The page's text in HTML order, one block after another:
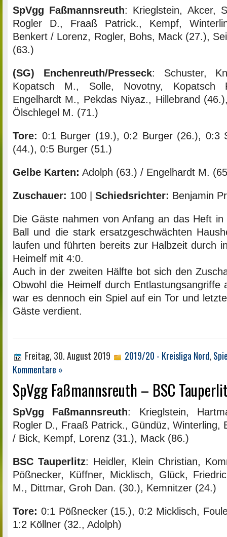
SpVgg Faßmannsreuth: Krieglstein, Akcer,
Rogler D., Fraaß Patrick., Kempf,
Benkert / Lorenz, Rogler, Bohs, Mack (27.),
(63.)
(SG) Enchenreuth/Presseck: Schuster,
Kopatsch M., Solle, Novotny, Kopatsch
Engelhardt M., Pekdas Niyaz., Hillebrand
Ölschlegel M. (71.)
Tore: 0:1 Burger (19.), 0:2 Burger (26.), 0:3
(44.), 0:5 Burger (51.)
Gelbe Karten: Adolph (63.) / Engelhardt M.
Zuschauer: 100 | Schiedsrichter: Benjamin
Die Gäste nahmen von Anfang an das Heft
Ball und die stark ersatzgeschwächten
laufen und führten bereits zur Halbzeit durch
Heimelf mit 4:0.
Auch in der zweiten Hälfte bot sich den
Obwohl die Heimelf durch Entlastungsangriffe
war es dennoch ein Spiel auf ein Tor und
Gäste verdient.
Freitag, 30. August 2019 2019/20 - Kreisliga Nord,
Kommentare »
SpVgg Faßmannsreuth – BSC
SpVgg Faßmannsreuth: Krieglstein,
Rogler D., Fraaß Patrick., Gündüz, Winterling,
/ Bick, Kempf, Lorenz (31.), Mack (86.)
BSC Tauperlitz: Heidler, Klein Christian,
Pößnecker, Küffner, Micklisch, Glück,
M., Dittmar, Groh Dan. (30.), Kemnitzer (24.)
Tore: 0:1 Pößnecker (15.), 0:2 Micklisch,
1:2 Köllner (32., Adolph)